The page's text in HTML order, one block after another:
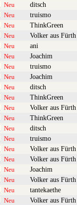
Neu ditsch
Neu truismo
Neu ThinkGreen
Neu Volker aus Fürth
Neu ani
Neu Joachim
Neu truismo
Neu Joachim
Neu ditsch
Neu ThinkGreen
Neu Volker aus Fürth
Neu ThinkGreen
Neu ditsch
Neu truismo
Neu Volker aus Fürth
Neu Volker aus Fürth
Neu Joachim
Neu Volker aus Fürth
Neu tantekaethe
Neu Volker aus Fürth